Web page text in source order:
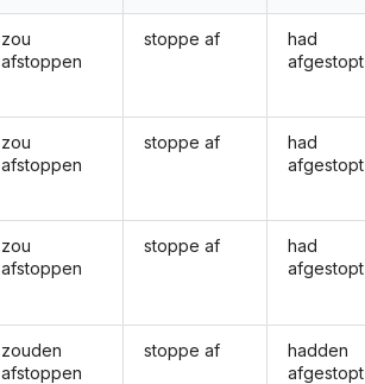
zou
afstoppen
zou
afstoppen
zou
afstoppen
zouden
afstoppen
stoppe af
stoppe af
stoppe af
stoppe af
had
afgestopt
had
afgestopt
had
afgestopt
hadden
afgestopt